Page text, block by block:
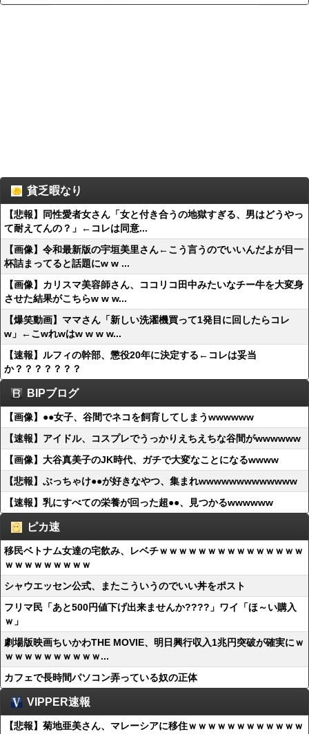
貧乏暇なり
【悲報】同性愛者女さん「女と付き合うの地獄すぎる、男はどうやっ
て耐えてんの？」←コレは同意...
【画像】令和最新版の宇垣美里さん←こう言うのでいいんだよが目一
杯詰まってると話題にw w ...
【画像】カリスマ美容師さん、ココリコ田中みたいなチー牛を大変身
させた結果がこちらw w w...
【爆笑動画】ママさん「新しい洗濯機買って1発目に回したらコレ
w」←こwれwはw w w w...
【速報】ルフィの幹部、懲役20年に決定する←コレは妥当
か？？？？？？？
BIPブログ
【画像】●●女子、谷間でネコを飼育してしまうwwwwww
【速報】アイドル、コスプレでうっかりえちえちな谷間がwwwwww
【画像】大谷真美子のJK時代、ガチで大変なことになるwwww
【悲報】ぶっちゃけ●●が好きなやつ、集まれwwwwwwwwwwwww
【速報】乳にすべての栄養が回った超●●、見つかるwwwwww
ピカ速
移民ベトナム女達の宅飲み、レベチｗｗｗｗｗｗｗｗｗｗｗｗｗｗｗ
ｗｗｗｗｗｗｗｗｗ
シャウエッセン公式、またこういうのでいい丼をポスト
フリマ民「あと500円値下げ出来ませんか????」ワイ「ほ～い購入
ｗ」
劇場版映画ちいかわTHE MOVIE、明日興行収入1兆円突破が確実にｗ
ｗｗｗｗｗｗｗｗｗｗ...
カフェで長時間パソコン弄っている奴の正体
VIPPER速報
【悲報】菊地亜美さん、マレーシアに移住ｗｗｗｗｗｗｗｗｗｗｗｗ